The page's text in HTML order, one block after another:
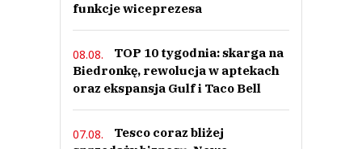
funkcje wiceprezesa
08.08.
TOP 10 tygodnia: skarga na
Biedronkę, rewolucja w aptekach
oraz ekspansja Gulf i Taco Bell
07.08.
Tesco coraz bliżej